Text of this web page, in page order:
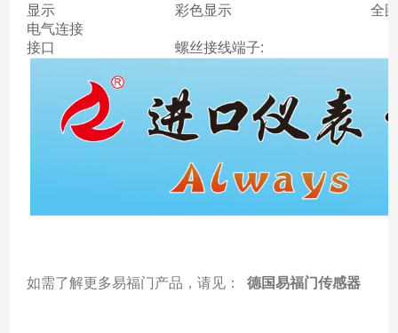
显示
彩色显示
全
电气连接
接口
螺丝接线端子:
如需了解更多易福门产品，请见： 德国易福门传感器